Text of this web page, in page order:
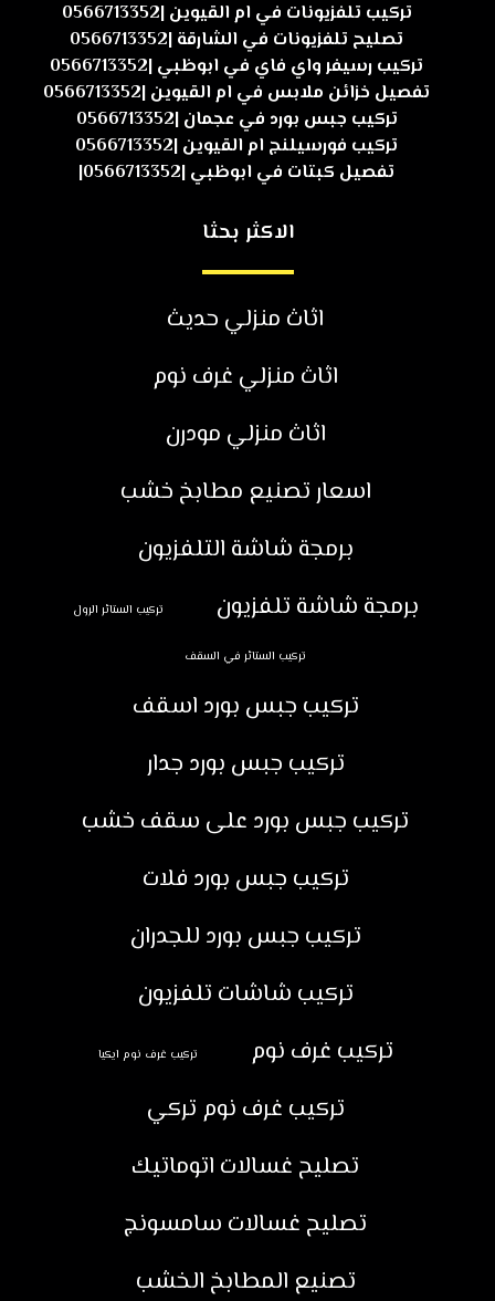
تركيب تلفزيونات في ام القيوين |0566713352
تصليح تلفزيونات في الشارقة |0566713352
تركيب رسيفر واي فاي في ابوظبي |0566713352
تفصيل خزائن ملابس في ام القيوين |0566713352
تركيب جبس بورد في عجمان |0566713352
تركيب فورسيلنج ام القيوين |0566713352
تفصيل كبتات في ابوظبي |0566713352|
الاكثر بحثا
اثاث منزلي حديث
اثاث منزلي غرف نوم
اثاث منزلي مودرن
اسعار تصنيع مطابخ خشب
برمجة شاشة التلفزيون
برمجة شاشة تلفزيون
تركيب الستائر الرول
تركيب الستائر في السقف
تركيب جبس بورد اسقف
تركيب جبس بورد جدار
تركيب جبس بورد على سقف خشب
تركيب جبس بورد فلات
تركيب جبس بورد للجدران
تركيب شاشات تلفزيون
تركيب غرف نوم
تركيب غرف نوم ايكيا
تركيب غرف نوم تركي
تصليح غسالات اتوماتيك
تصليح غسالات سامسونج
تصنيع المطابخ الخشب